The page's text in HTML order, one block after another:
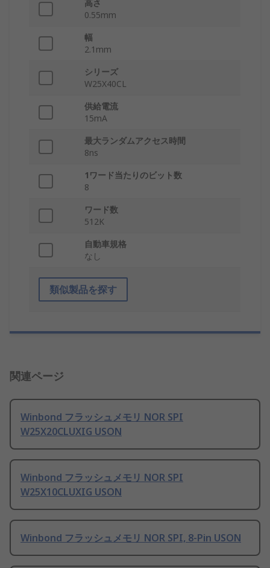
高さ
0.55mm
幅
2.1mm
シリーズ
W25X40CL
供給電流
15mA
最大ランダムアクセス時間
8ns
1ワード当たりのビット数
8
ワード数
512K
自動車規格
なし
類似製品を探す
関連ページ
Winbond フラッシュメモリ NOR SPI
W25X20CLUXIG USON
Winbond フラッシュメモリ NOR SPI
W25X10CLUXIG USON
Winbond フラッシュメモリ NOR SPI, 8-Pin USON